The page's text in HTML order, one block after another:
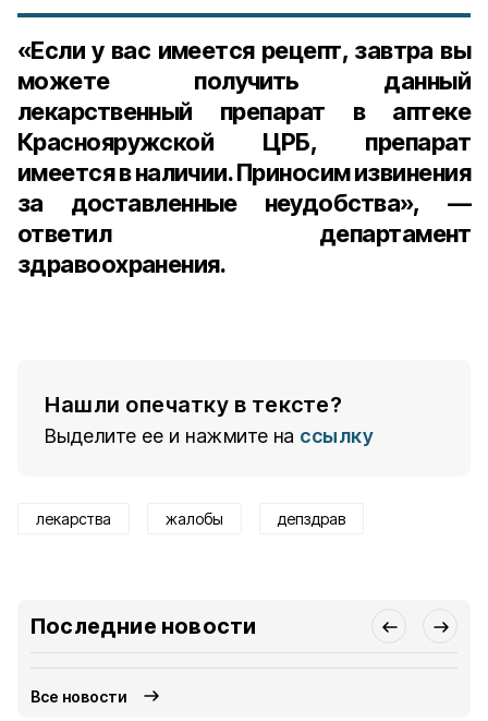
«Если у вас имеется рецепт, завтра вы
можете получить данный
лекарственный препарат в аптеке
Краснояружской ЦРБ, препарат
имеется в наличии. Приносим извинения
за доставленные неудобства», —
ответил департамент
здравоохранения.
Нашли опечатку в тексте?
Выделите ее и нажмите на ссылку
лекарства жалобы депздрав
Последние новости
Все новости